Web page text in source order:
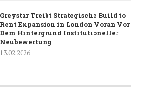
Greystar Treibt Strategische Build to
Rent Expansion in London Voran Vor
Dem Hintergrund Institutioneller
Neubewertung
13.02.2026